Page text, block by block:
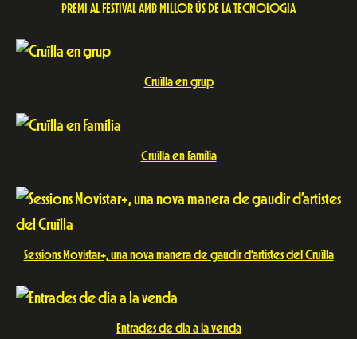
PREMI AL FESTIVAL AMB MILLOR ÚS DE LA TECNOLOGIA
Cruïlla en grup
Cruïlla en Família
Sessions Movistar+, una nova manera de gaudir d’artistes del Cruïlla
Entrades de dia a la venda